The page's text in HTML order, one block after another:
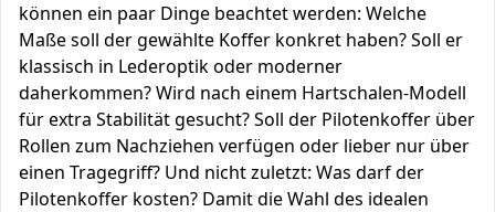
können ein paar Dinge beachtet werden: Welche
Maße soll der gewählte Koffer konkret haben? Soll er
klassisch in Lederoptik oder moderner
daherkommen? Wird nach einem Hartschalen-Modell
für extra Stabilität gesucht? Soll der Pilotenkoffer über
Rollen zum Nachziehen verfügen oder lieber nur über
einen Tragegriff? Und nicht zuletzt: Was darf der
Pilotenkoffer kosten? Damit die Wahl des idealen